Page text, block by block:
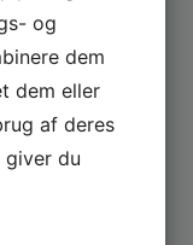
og
dem
dem eller
af deres
giver du